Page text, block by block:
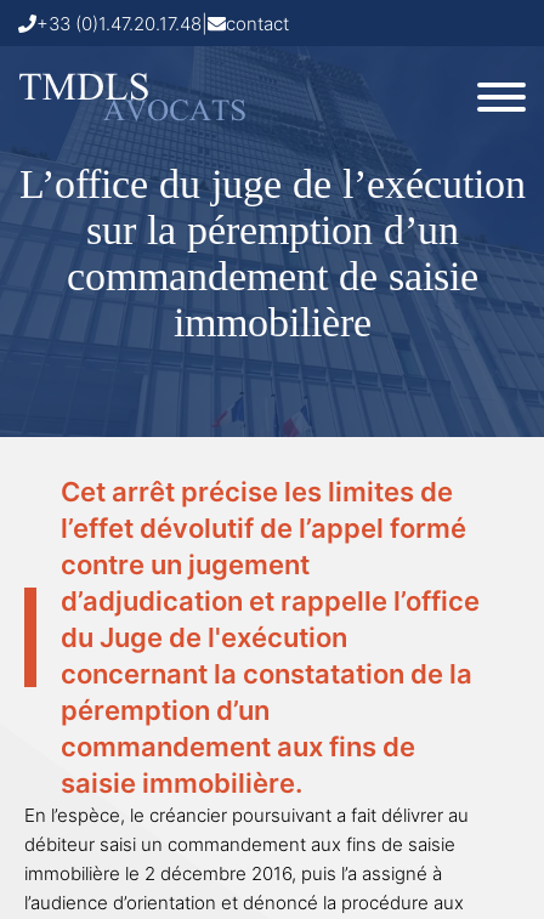
+33 (0)1.47.20.17.48 contact
L’office du juge de l’exécution
sur la péremption d’un
commandement de saisie
immobilière
Cet arrêt précise les limites de
l’effet dévolutif de l’appel formé
contre un jugement
d’adjudication et rappelle l’office
du Juge de l'exécution
concernant la constatation de la
péremption d’un
commandement aux fins de
saisie immobilière.
En l’espèce, le créancier poursuivant a fait délivrer au
débiteur saisi un commandement aux fins de saisie
immobilière le 2 décembre 2016, puis l’a assigné à
l’audience d’orientation et dénoncé la procédure aux